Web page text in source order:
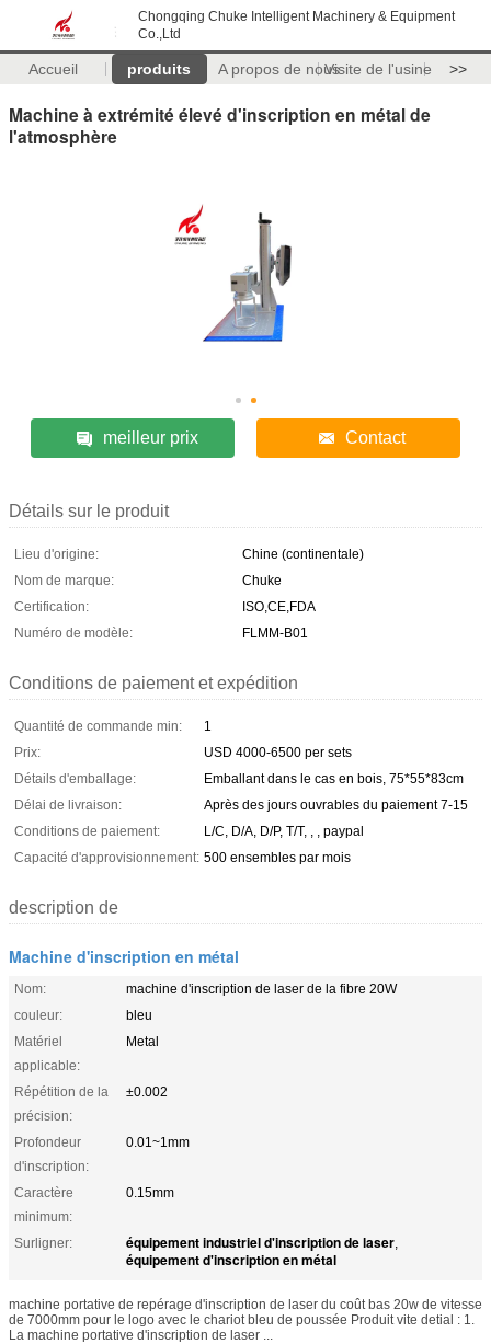
Chongqing Chuke Intelligent Machinery & Equipment
Co.,Ltd
Accueil produits A propos de nousVisite de l'usine >>
Machine à extrémité élevé d'inscription en métal de
l'atmosphère
meilleur prix Contact
Détails sur le produit
Lieu d'origine:
Chine (continentale)
Nom de marque:
Chuke
Certification:
ISO,CE,FDA
Numéro de modèle:
FLMM-B01
Conditions de paiement et expédition
Quantité de commande min:
1
Prix:
USD 4000-6500 per sets
Détails d'emballage:
Emballant dans le cas en bois, 75*55*83cm
Délai de livraison:
Après des jours ouvrables du paiement 7-15
Conditions de paiement:
L/C, D/A, D/P, T/T, , , paypal
Capacité d'approvisionnement: 500 ensembles par mois
description de
Machine d'inscription en métal
Nom:
machine d'inscription de laser de la fibre 20W
couleur:
bleu
Matériel
applicable:
Metal
Répétition de la
précision:
±0.002
Profondeur
d'inscription:
0.01~1mm
Caractère
minimum:
0.15mm
Surligner: équipement industriel d'inscription de laser,
équipement d'inscription en métal
machine portative de repérage d'inscription de laser du coût bas 20w de vitesse
de 7000mm pour le logo avec le chariot bleu de poussée Produit vite detial : 1.
La machine portative d'inscription de laser ...